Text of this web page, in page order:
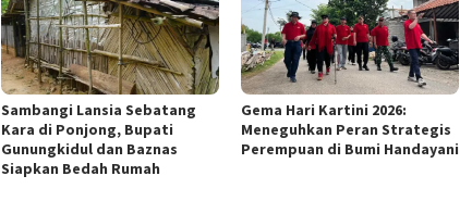
Sambangi Lansia Sebatang
Kara di Ponjong, Bupati
Gunungkidul dan Baznas
Siapkan Bedah Rumah
Gema Hari Kartini 2026:
Meneguhkan Peran Strategis
Perempuan di Bumi Handayani